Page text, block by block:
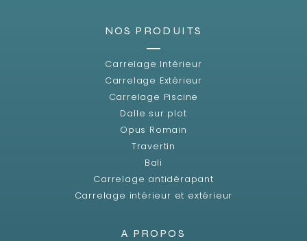
NOS PRODUITS
Carrelage Intérieur
Carrelage Extérieur
Carrelage Piscine
Dalle sur plot
Opus Romain
Travertin
Bali
Carrelage antidérapant
Carrelage intérieur et extérieur
A PROPOS